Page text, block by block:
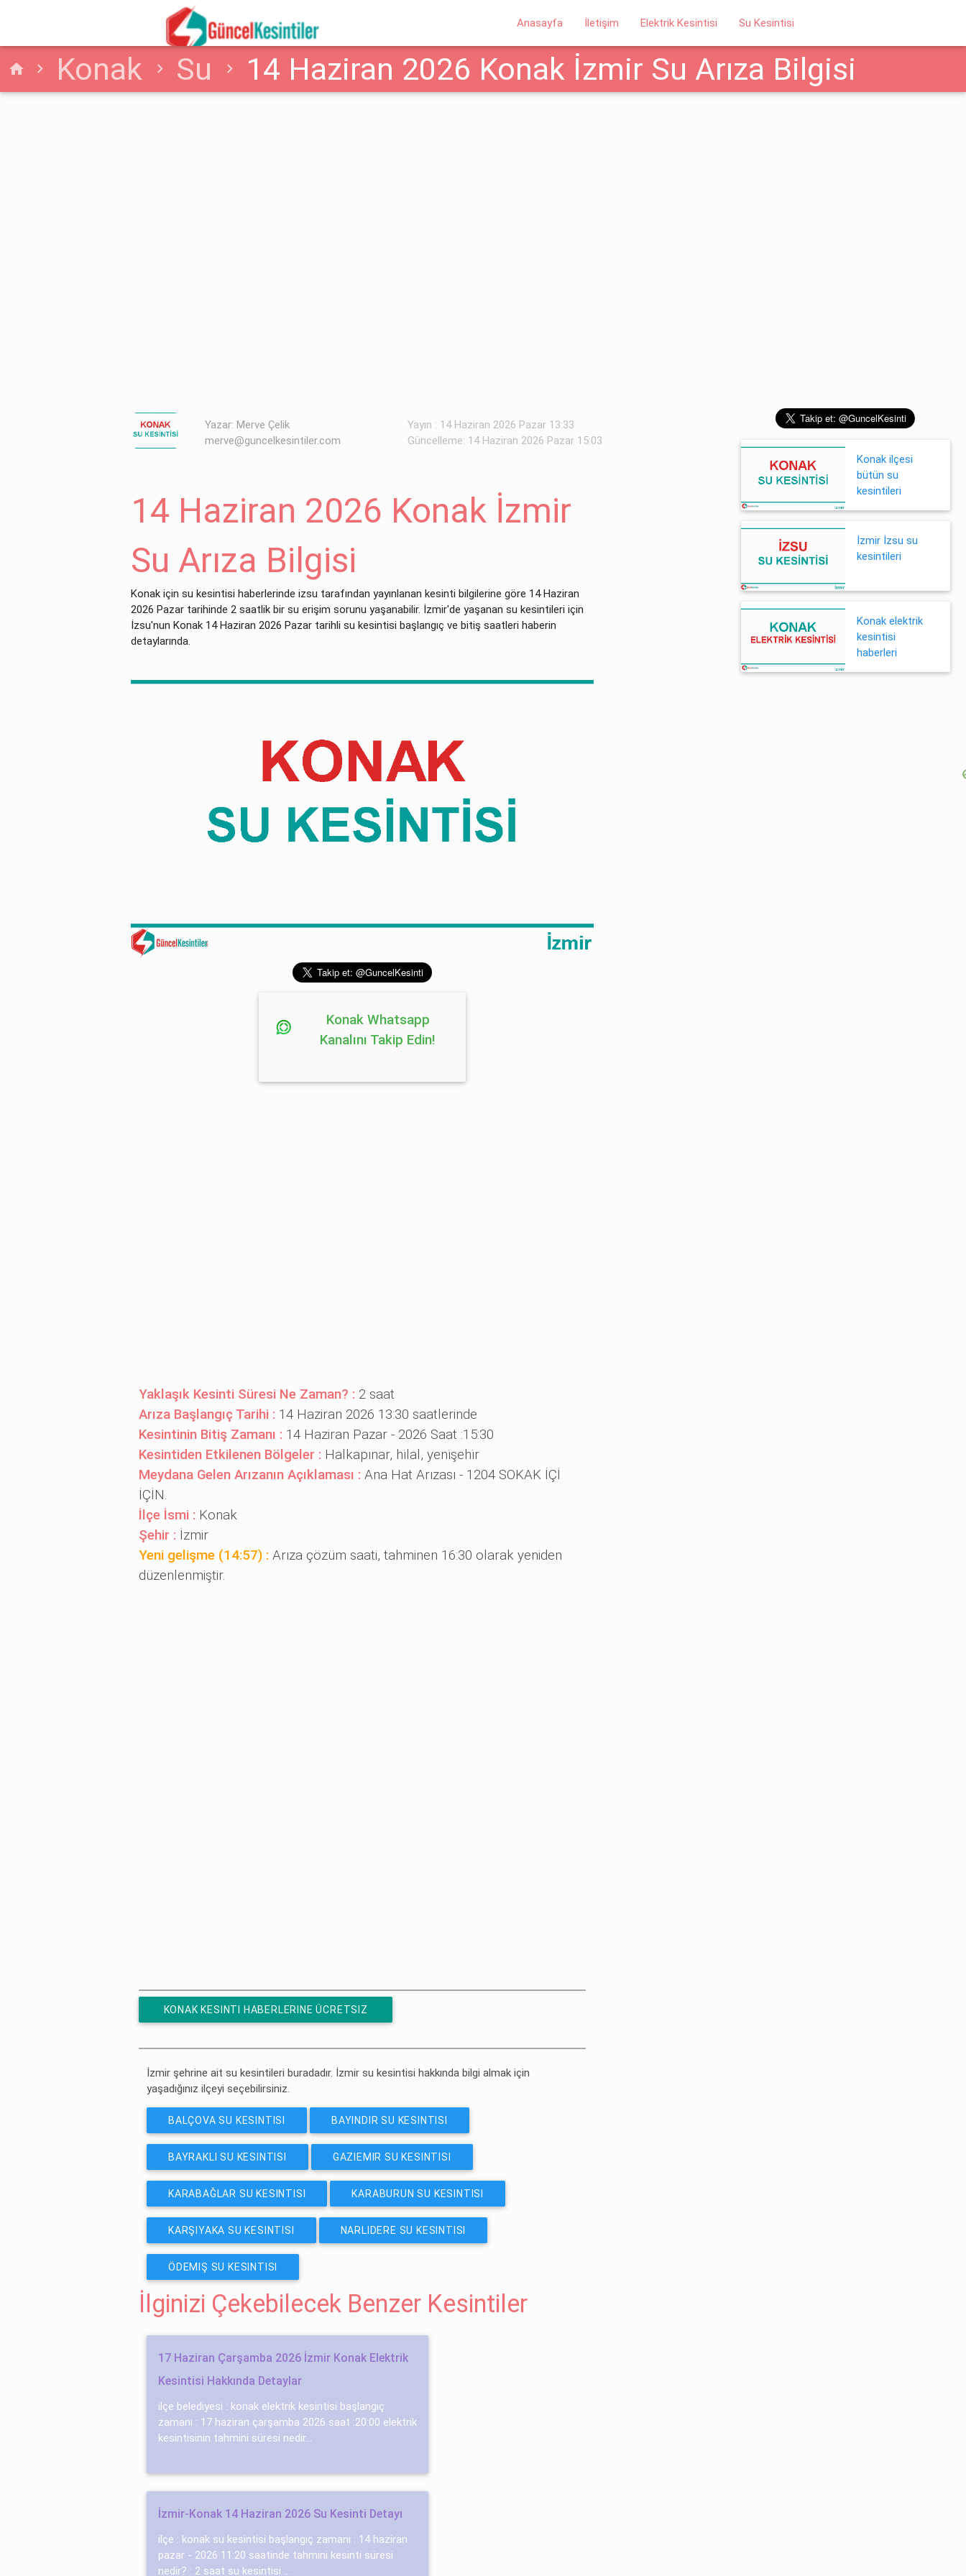
Anasayfa İletişim Elektrik Kesintisi Su Kesintisi
home Konak Su 14 Haziran 2026 Konak İzmir Su Arıza Bilgisi
Yazar: Merve Çelik
merve@guncelkesintiler.com
Yayın : 14 Haziran 2026 Pazar 13:33
Güncelleme: 14 Haziran 2026 Pazar 15:03
14 Haziran 2026 Konak İzmir
Su Arıza Bilgisi
Konak için su kesintisi haberlerinde izsu tarafından yayınlanan kesinti bilgilerine göre 14 Haziran
2026 Pazar tarihinde 2 saatlik bir su erişim sorunu yaşanabilir. İzmir'de yaşanan su kesintileri için
İzsu'nun Konak 14 Haziran 2026 Pazar tarihli su kesintisi başlangıç ve bitiş saatleri haberin
detaylarında.
Konak Whatsapp
Kanalını Takip Edin!
Yaklaşık Kesinti Süresi Ne Zaman? : 2 saat
Arıza Başlangıç Tarihi : 14 Haziran 2026 13:30 saatlerinde
Kesintinin Bitiş Zamanı : 14 Haziran Pazar - 2026 Saat :15:30
Kesintiden Etkilenen Bölgeler : Halkapınar, hi̇lal, yeni̇şehi̇r
Meydana Gelen Arızanın Açıklaması : Ana Hat Arızası - 1204 SOKAK İÇİ
İÇİN.
İlçe İsmi : Konak
Şehir : İzmir
Yeni gelişme (14:57) : Arıza çözüm saati, tahminen 16:30 olarak yeniden
düzenlenmiştir.
KONAK KESINTI HABERLERINE ÜCRETSIZ
İzmir şehrine ait su kesintileri buradadır. İzmir su kesintisi hakkında bilgi almak için
yaşadığınız ilçeyi seçebilirsiniz.
BALÇOVA SU KESINTISI BAYINDIR SU KESINTISI
BAYRAKLI SU KESINTISI GAZIEMIR SU KESINTISI
KARABAĞLAR SU KESINTISI KARABURUN SU KESINTISI
KARŞIYAKA SU KESINTISI NARLIDERE SU KESINTISI
ÖDEMIŞ SU KESINTISI
İlginizi Çekebilecek Benzer Kesintiler
17 Haziran Çarşamba 2026 İzmir Konak Elektrik
Kesintisi Hakkında Detaylar
ilçe belediyesi : konak elektrik kesintisi başlangıç
zamanı : 17 haziran çarşamba 2026 saat :20:00 elektrik
kesintisinin tahmini süresi nedir...
İzmir-Konak 14 Haziran 2026 Su Kesinti Detayı
ilçe : konak su kesintisi başlangıç zamanı : 14 haziran
pazar - 2026 11:20 saatinde tahmini kesinti süresi
nedir? : 2 saat su kesintisi ...
Konak ilçesi
bütün su
kesintileri
İzmir İzsu su
kesintileri
Konak elektrik
kesintisi
haberleri